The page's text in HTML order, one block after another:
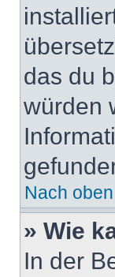
das du
würden
Nach oben
» Wie
In der